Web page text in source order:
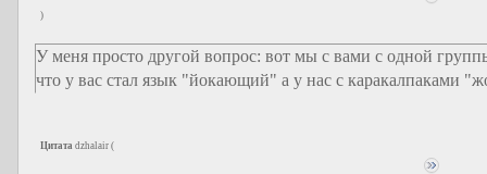
)
У меня просто другой вопрос: вот мы с вами с одной
что у вас стал язык "йокающий" а у нас с каракалпаками
Цитата dzhalair (